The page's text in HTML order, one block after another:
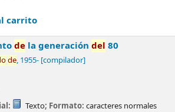
carrito
de la generacióndel 80
de, 1955-[compilador]
Texto; Formato: caracteres normales